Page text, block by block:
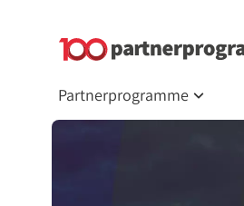
Partnerprogramme